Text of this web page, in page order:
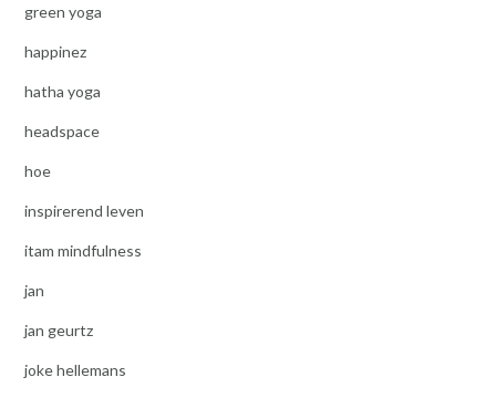
green yoga
happinez
hatha yoga
headspace
hoe
inspirerend leven
itam mindfulness
jan
jan geurtz
joke hellemans